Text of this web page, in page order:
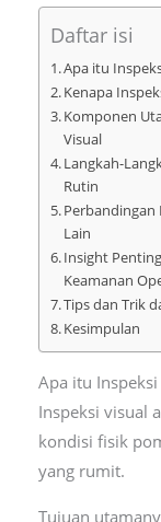
Daftar isi
Apa itu
Kenapa
Komponen
Visual
Langkah-
Rutin
Perbandingan
Lain
Insight
Keamanan
Tips dan Trik
Kesimpulan
Apa itu
Inspeksi visual
kondisi fisik
yang rumit.
Tujuan